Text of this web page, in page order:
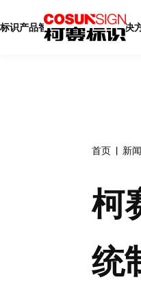
标识产品智慧标识智慧展厅解决
首页 新
柯
统